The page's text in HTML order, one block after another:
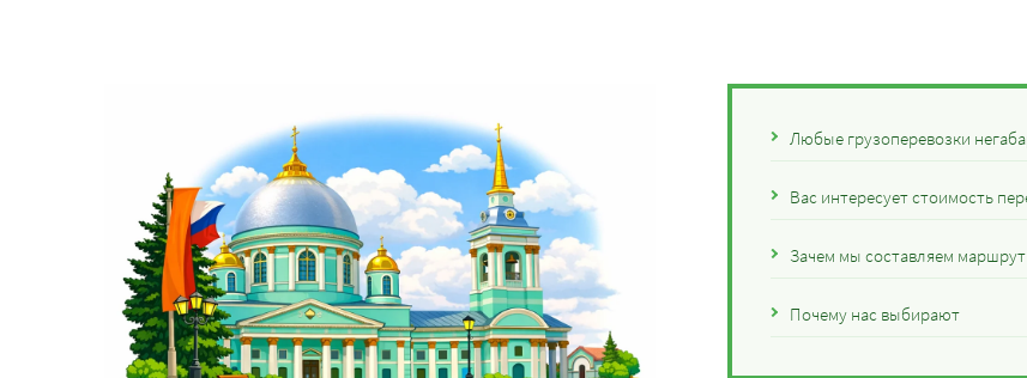
Любые грузоперевозки
Вас интересует стоимость
Зачем мы составляем
Почему нас выбирают